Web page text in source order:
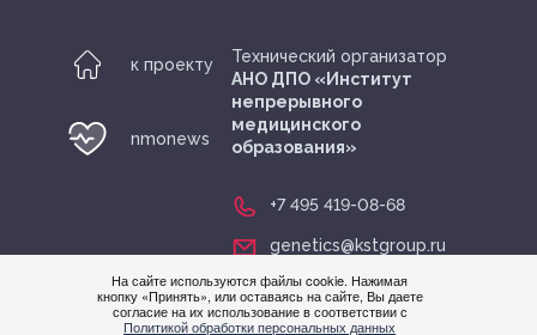
На сайте используются файлы cookie. Нажимая
кнопку «Принять», или оставаясь на сайте, Вы даете
согласие на их использование в соответствии с
Политикой обработки персональных данных
к проекту
nmonews
Технический организатор
АНО ДПО «Институт
непрерывного
медицинского
образования»
+7 495 419-08-68
genetics@kstgroup.ru